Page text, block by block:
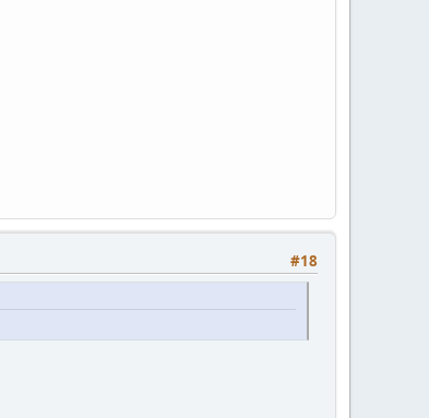
#18